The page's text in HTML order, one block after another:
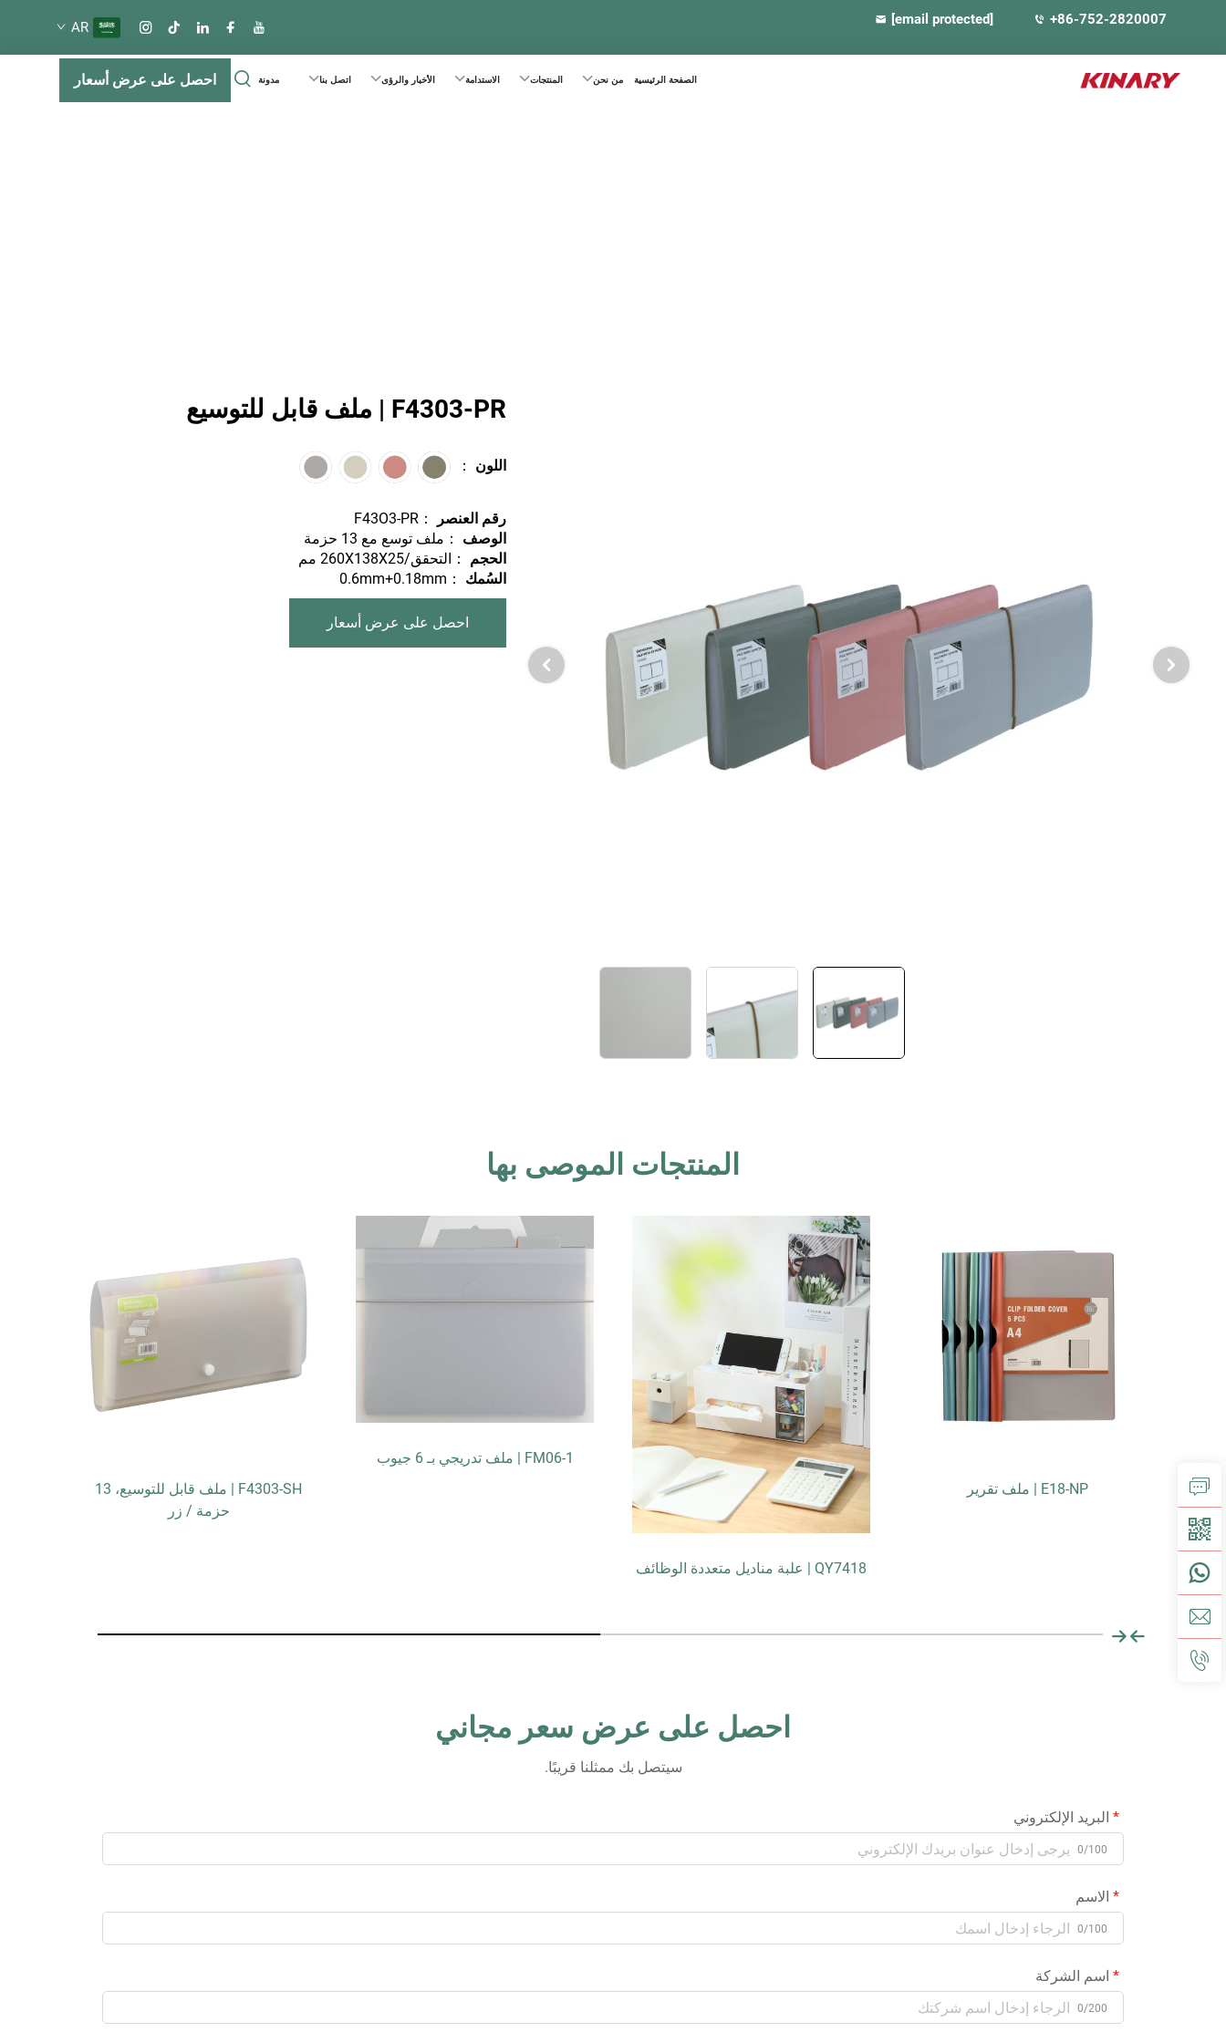
+86-752-2820007
[email protected]
AR
الصفحة الرئيسية من نحن المنتجات الاستدامة الأخبار والرؤى اتصل بنا مدونة احصل على عرض أسعار
F4303-PR | ملف قابل للتوسيع
اللون ：
رقم العنصر
：F43O3-PR
الوصف
：ملف توسع مع 13 حزمة
الحجم
：التحقق/260X138X25 مم
السُمك
：0.6mm+0.18mm
احصل على عرض أسعار
المنتجات الموصى بها
FM06-1 | ملف تدريجي بـ 6 جيوب
ZPE2501-PEN | حقيبة بسحّاب
احصل على عرض سعر مجاني
سيتصل بك ممثلنا قريبًا.
البريد الإلكتروني
0/100
الاسم
0/100
اسم الشركة
0/200